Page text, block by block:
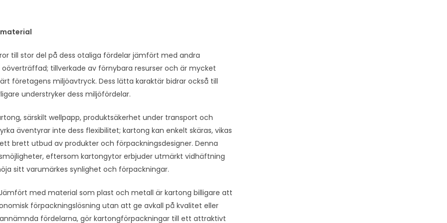
till stor del på dess otaliga fördelar jämfört med andra
tillverkade av förnybara resurser och är mycket
företagens miljöavtryck. Dess lätta karaktär bidrar också till
understryker dess miljöfördelar.
särskilt wellpapp, produktsäkerhet under transport och
äventyrar inte dess flexibilitet; kartong kan enkelt skäras, vikas
brett utbud av produkter och förpackningsdesigner. Denna
eftersom kartongytor erbjuder utmärkt vidhäftning
sitt varumärkes synlighet och förpackningar.
med material som plast och metall är kartong billigare att
förpackningslösning utan att ge avkall på kvalitet eller
fördelarna, gör kartongförpackningar till ett attraktivt